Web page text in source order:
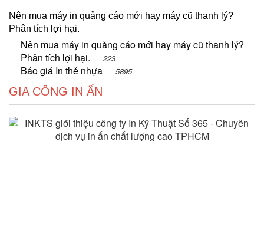
Nên mua máy in quảng cáo mới hay máy cũ thanh lý?
Phân tích lợi hại.
Nên mua máy in quảng cáo mới hay máy cũ thanh lý?
Phân tích lợi hại.
223
Báo giá In thẻ nhựa 5895
GIA CÔNG IN ẤN